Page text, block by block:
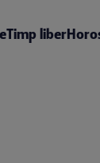
Timp liber